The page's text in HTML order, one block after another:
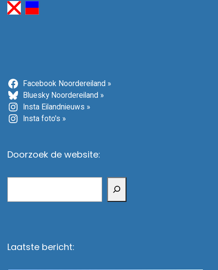
Facebook Noordereiland »
Bluesky Noordereiland »
Insta Eilandnieuws »
Insta foto's »
Doorzoek de website:
Laatste bericht: